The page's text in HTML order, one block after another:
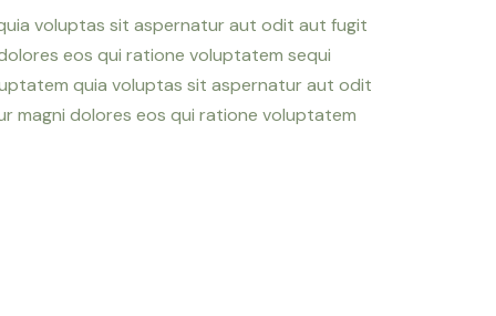
voluptas sit aspernatur aut odit aut fugit
eos qui ratione voluptatem sequi
quia voluptas sit aspernatur aut odit
magni dolores eos qui ratione voluptatem